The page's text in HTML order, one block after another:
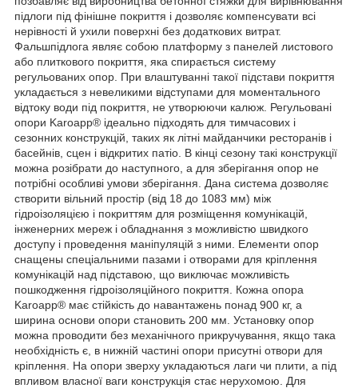
підлоги під фінішне покриття і дозволяє компенсувати всі
нерівності й ухили поверхні без додаткових витрат.
Фальшпідлога являє собою платформу з панелей листового
або плиткового покриття, яка спирається систему
регульованих опор. При влаштуванні такої підстави покриття
укладається з невеликими відступами для моментального
відтоку води під покриття, не утворюючи калюж. Регульовані
опори Karoapp® ідеально підходять для тимчасових і
сезонних конструкцій, таких як літні майданчики ресторанів і
басейнів, сцен і відкритих патіо. В кінці сезону такі конструкції
можна розібрати до наступного, а для зберігання опор не
потрібні особливі умови зберігання. Дана система дозволяє
створити вільний простір (від 18 до 1083 мм) між
гідроізоляцією і покриттям для розміщення комунікацій,
інженерних мереж і обладнання з можливістю швидкого
доступу і проведення маніпуляцій з ними. Елементи опор
снащены спеціальними пазами і отворами для кріплення
комунікацій над підставою, що виключає можливість
пошкодження гідроізоляційного покриття. Кожна опора
Karoapp® має стійкість до навантажень понад 900 кг, а
ширина основи опори становить 200 мм. Установку опор
можна проводити без механічного прикручування, якщо така
необхідність є, в нижній частині опори присутні отвори для
кріплення. На опори зверху укладаються лаги чи плити, а під
впливом власної ваги конструкція стає нерухомою. Для